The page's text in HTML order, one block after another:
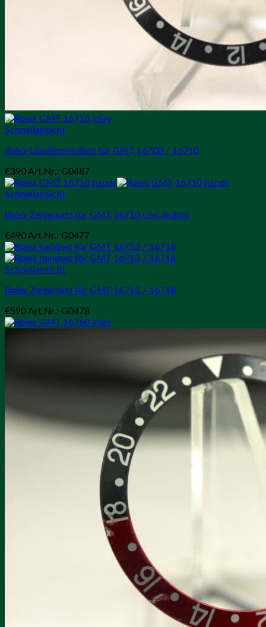
Schnellansicht
Rolex Lünetteneinlage für GMT 16700 / 16710
€390 Art.Nr.: G0487
Schnellansicht
Rolex Zeigersatz für GMT 16710 und andere
€490 Art.Nr.: G0477
Schnellansicht
Rolex Zeigersatz für GMT 16713 / 16718
€590 Art.Nr.: G0478